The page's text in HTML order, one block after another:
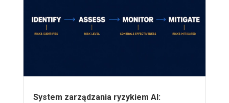
System zarządzania ryzykiem AI: